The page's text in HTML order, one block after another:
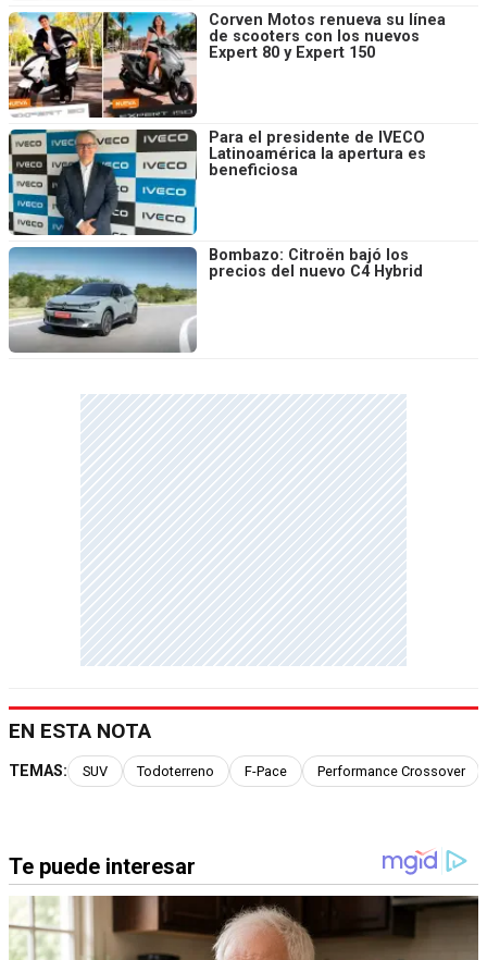
Corven Motos renueva su línea
de scooters con los nuevos
Expert 80 y Expert 150
Para el presidente de IVECO
Latinoamérica la apertura es
beneficiosa
Bombazo: Citroën bajó los
precios del nuevo C4 Hybrid
EN ESTA NOTA
TEMAS: SUV Todoterreno F-Pace Performance Crossover